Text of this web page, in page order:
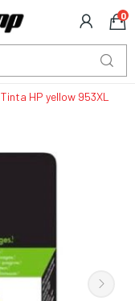
0
Tinta HP yellow 953XL